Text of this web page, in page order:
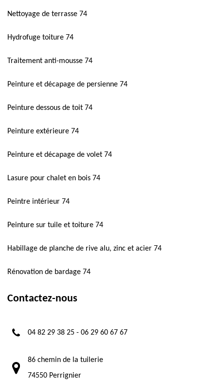
Nettoyage de terrasse 74
Hydrofuge toiture 74
Traitement anti-mousse 74
Peinture et décapage de persienne 74
Peinture dessous de toit 74
Peinture extérieure 74
Peinture et décapage de volet 74
Lasure pour chalet en bois 74
Peintre intérieur 74
Peinture sur tuile et toiture 74
Habillage de planche de rive alu, zinc et acier 74
Rénovation de bardage 74
Contactez-nous
04 82 29 38 25 - 06 29 60 67 67
86 chemin de la tuilerie
74550 Perrignier